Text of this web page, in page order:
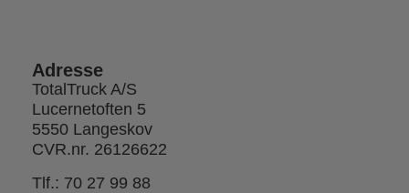
Adresse
TotalTruck A/S
Lucernetoften 5
5550 Langeskov
CVR.nr. 26126622
Tlf.: 70 27 99 88